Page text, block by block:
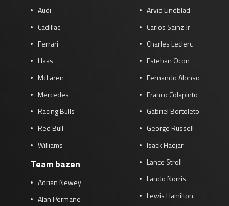
zo 17:00 - 19:00
Audi
Cadillac
Ferrari
Haas
McLaren
Mercedes
Racing Bulls
Red Bull
Williams
Team bazen
Adrian Newey
Alan Permane
Arvid Lindblad
Carlos Sainz Jr
Charles Leclerc
Esteban Ocon
Fernando Alonso
Franco Colapinto
Gabriel Bortoleto
George Russell
Isack Hadjar
Lance Stroll
Lando Norris
Lewis Hamilton